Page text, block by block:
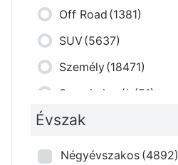
Off Road (1381)
SUV(5637)
Személy(18471)
Szerviz kerék (51)
Évszak
Négyévszakos (4892)